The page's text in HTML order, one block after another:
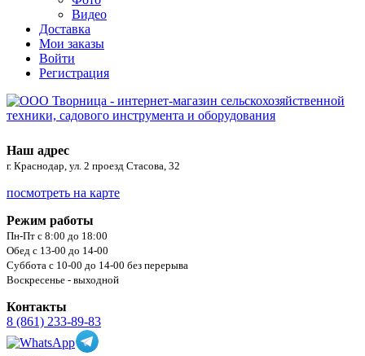
Видео
Доставка
Мои заказы
Войти
Регистрация
Наш адрес
г. Краснодар, ул. 2 проезд Стасова, 32
посмотреть на карте
Режим работы
Пн-Пт с 8:00 до 18:00
Обед с 13-00 до 14-00
Суббота с 10-00 до 14-00 без перерыва
Воскресенье - выходной
Контакты
8 (861) 233-89-83